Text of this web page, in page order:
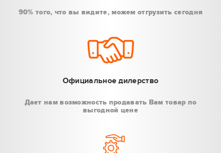
90% того, что вы видите, можем отгрузить сегодня
Официальное дилерство
Дает нам возможность продавать Вам товар по
выгодной цене